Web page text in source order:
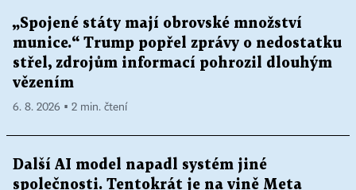
„Spojené státy mají obrovské množství
munice.“ Trump popřel zprávy o nedostatku
střel, zdrojům informací pohrozil dlouhým
vězením
6. 8. 2026 ▪ 2 min. čtení
Další AI model napadl systém jiné
společnosti. Tentokrát je na vině Meta